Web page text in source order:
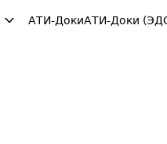
АТИ-ДокиАТИ-Доки